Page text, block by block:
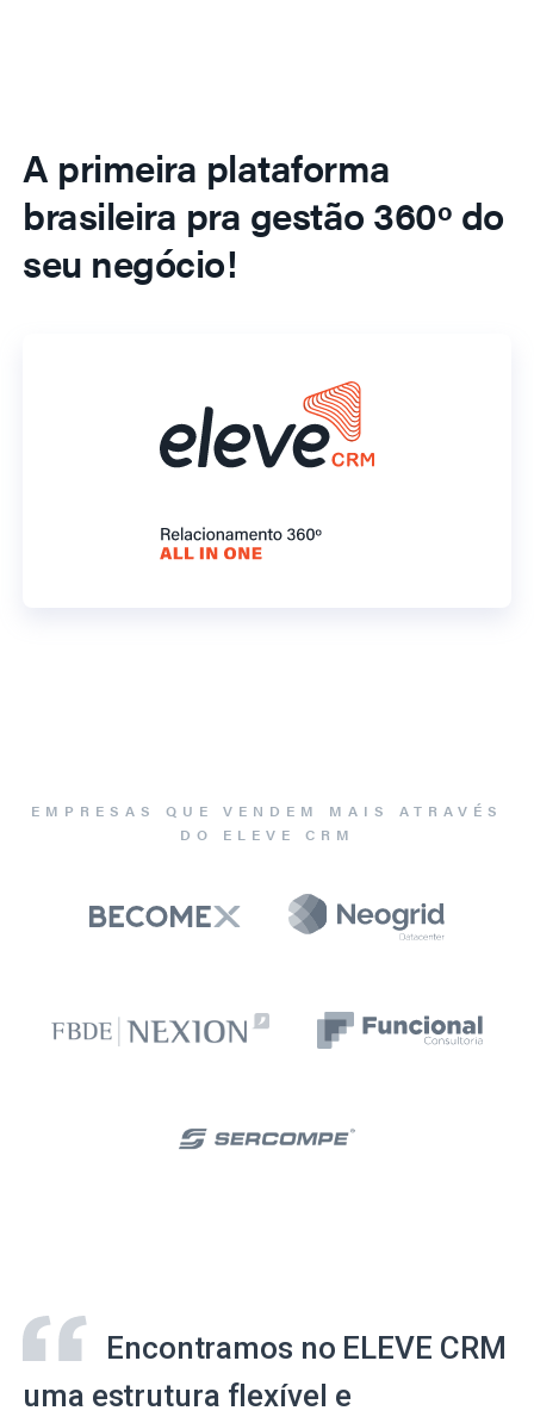
A primeira plataforma
brasileira pra gestão 360º do
seu negócio!
EMPRESAS QUE VENDEM MAIS ATRAVÉS
DO ELEVE CRM
Encontramos no ELEVE CRM
uma estrutura flexível e